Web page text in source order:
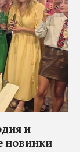
и
новинки